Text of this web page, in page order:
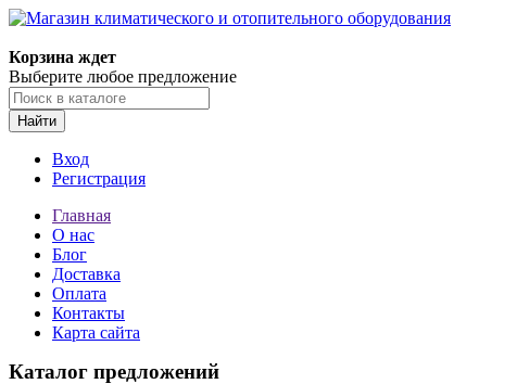
Корзина ждет
Выберите любое предложение
Найти
Вход
Регистрация
Главная
О нас
Блог
Доставка
Оплата
Контакты
Карта сайта
Каталог предложений